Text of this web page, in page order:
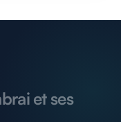
et ses